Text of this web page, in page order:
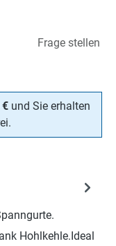
Frage stellen
€ und Sie erhalten
Hohlkehle.Ideal